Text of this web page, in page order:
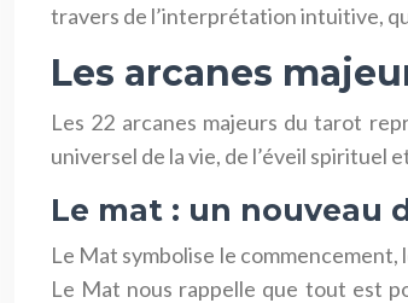
travers de l’interprétation intuitive,
Les arcanes
Les 22 arcanes majeurs du tarot
universel de la vie, de l’éveil spirituel
Le mat : un nouveau
Le Mat symbolise le
Le Mat nous rappelle que tout est